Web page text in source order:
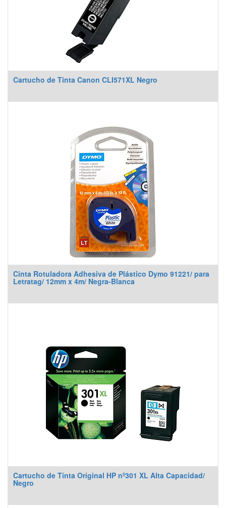
Cartucho de Tinta Canon CLI571XL Negro
Cinta Rotuladora Adhesiva de Plástico Dymo 91221/ para
Letratag/ 12mm x 4m/ Negra-Blanca
Cartucho de Tinta Original HP nº301 XL Alta Capacidad/
Negro